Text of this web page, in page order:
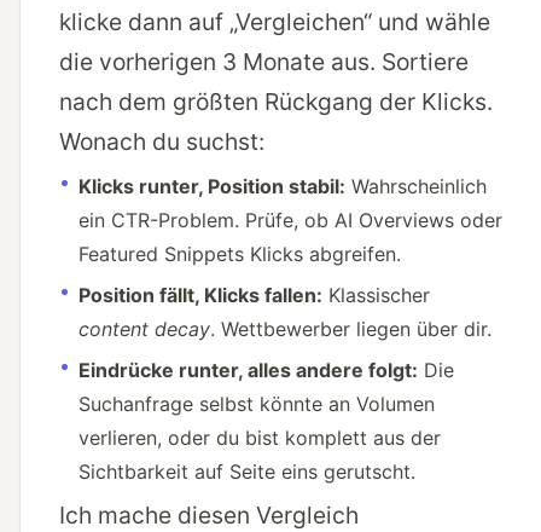
klicke dann auf „Vergleichen“ und wähle
die vorherigen 3 Monate aus. Sortiere
nach dem größten Rückgang der Klicks.
Wonach du suchst:
Klicks runter, Position stabil: Wahrscheinlich
ein CTR-Problem. Prüfe, ob AI Overviews oder
Featured Snippets Klicks abgreifen.
Position fällt, Klicks fallen: Klassischer
content decay. Wettbewerber liegen über dir.
Eindrücke runter, alles andere folgt: Die
Suchanfrage selbst könnte an Volumen
verlieren, oder du bist komplett aus der
Sichtbarkeit auf Seite eins gerutscht.
Ich mache diesen Vergleich